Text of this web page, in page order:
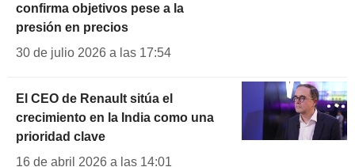
confirma objetivos pese a la
presión en precios
30 de julio 2026 a las 17:54
El CEO de Renault sitúa el
crecimiento en la India como una
prioridad clave
16 de abril 2026 a las 14:01